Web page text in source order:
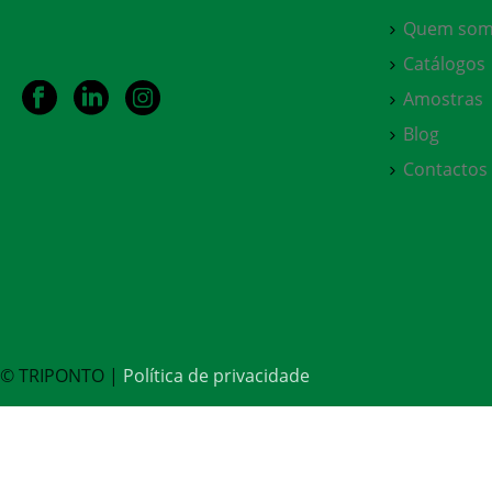
Quem
Catálogos
Amostras
Blog
Contactos
© TRIPONTO | Política de privacidade